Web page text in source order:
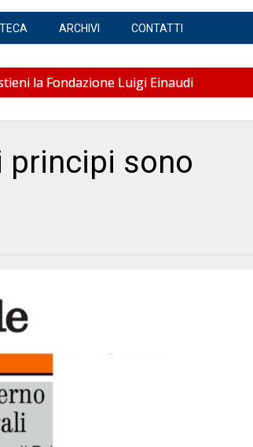
ARCHIVI CONTATTI
la Fondazione Luigi Einaudi
principi sono